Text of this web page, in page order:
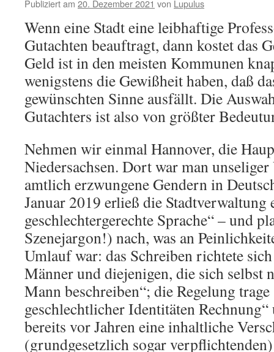
Publiziert am 20. Dezember 2021 von Lupulus
Wenn eine Stadt eine leibhaftige
Gutachten beauftragt, dann kostet das
Geld ist in den meisten Kommunen
wenigstens die Gewißheit haben, daß
gewünschten Sinne ausfällt. Die
Gutachters ist also von größter
Nehmen wir einmal Hannover, die
Niedersachsen. Dort war man
amtlich erzwungene Gendern in
Januar 2019 erließ die Stadtverwaltung
geschlechtergerechte Sprache“ – und
Szenejargon!) nach, was an
Umlauf war: das Schreiben richtete
Männer und diejenigen, die sich selbst
Mann beschreiben“; die Regelung
geschlechtlicher Identitäten Rechnung“
bereits vor Jahren eine inhaltliche
(grundgesetzlich sogar